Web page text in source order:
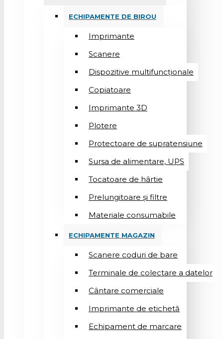
ECHIPAMENTE DE BIROU
Imprimante
Scanere
Dispozitive multifuncționale
Copiatoare
Imprimante 3D
Plotere
Protectoare de supratensiune
Sursa de alimentare, UPS
Tocatoare de hârtie
Prelungitoare și filtre
Materiale consumabile
ECHIPAMENTE MAGAZIN
Scanere coduri de bare
Terminale de colectare a datelor
Cântare comerciale
Imprimante de etichetă
Echipament de marcare